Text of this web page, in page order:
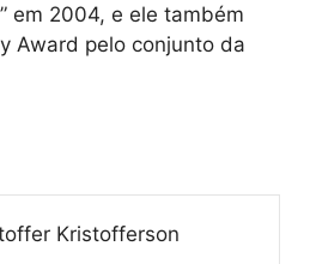
em 2004, e ele também
Award pelo conjunto da
Kristofferson